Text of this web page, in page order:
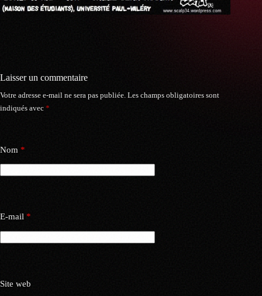
Laisser un commentaire
Votre adresse e-mail ne sera pas publiée. Les champs obligatoires sont
indiqués avec *
Nom *
E-mail *
Site web